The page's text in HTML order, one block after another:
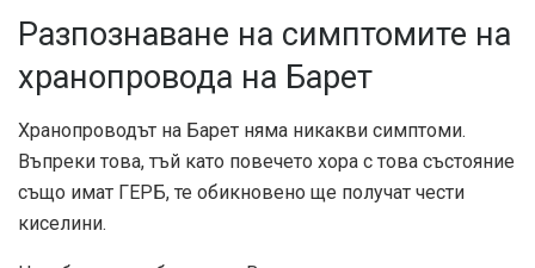
Разпознаване на симптомите на
хранопровода на Барет
Хранопроводът на Барет няма никакви симптоми.
Въпреки това, тъй като повечето хора с това състояние
също имат ГЕРБ, те обикновено ще получат чести
киселини.